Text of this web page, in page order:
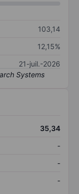
103,14
12,15%
21-juil.-2026
35,34
-
-
-